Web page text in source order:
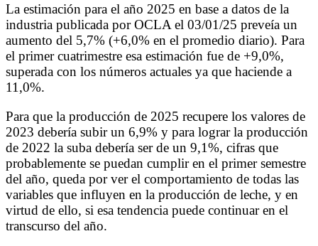
La estimación para el año 2025 en base a datos de la
industria publicada por OCLA el 03/01/25 preveía un
aumento del 5,7% (+6,0% en el promedio diario). Para
el primer cuatrimestre esa estimación fue de +9,0%,
superada con los números actuales ya que haciende a
11,0%.
Para que la producción de 2025 recupere los valores de
2023 debería subir un 6,9% y para lograr la producción
de 2022 la suba debería ser de un 9,1%, cifras que
probablemente se puedan cumplir en el primer semestre
del año, queda por ver el comportamiento de todas las
variables que influyen en la producción de leche, y en
virtud de ello, si esa tendencia puede continuar en el
transcurso del año.